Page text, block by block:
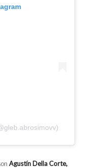
Agustín Della Corte,